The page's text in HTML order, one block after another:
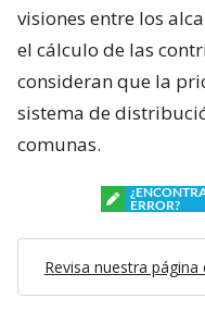
visiones entre los
el cálculo de las
consideran que la
sistema de
comunas.
ERROR?
Revisa nuestra